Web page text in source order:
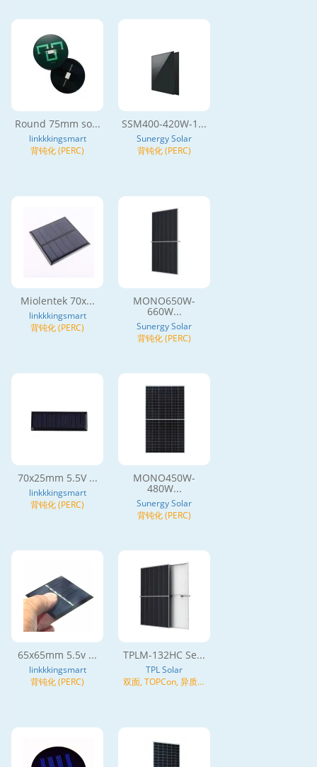
Round 75mm so...
linkkkingsmart
背钝化 (PERC)
SSM400-420W-1...
Sunergy Solar
背钝化 (PERC)
Miolentek 70x...
linkkkingsmart
背钝化 (PERC)
MONO650W-
660W...
Sunergy Solar
背钝化 (PERC)
70x25mm 5.5V ...
linkkkingsmart
背钝化 (PERC)
MONO450W-
480W...
Sunergy Solar
背钝化 (PERC)
65x65mm 5.5v ...
linkkkingsmart
背钝化 (PERC)
TPLM-132HC Se...
TPL Solar
双面, TOPCon, 异质结